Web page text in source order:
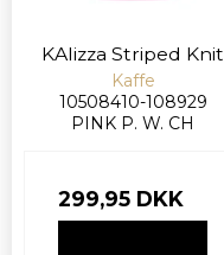
KAlizza Striped Knit
Kaffe
10508410-108929
PINK P. W. CH
299,95 DKK